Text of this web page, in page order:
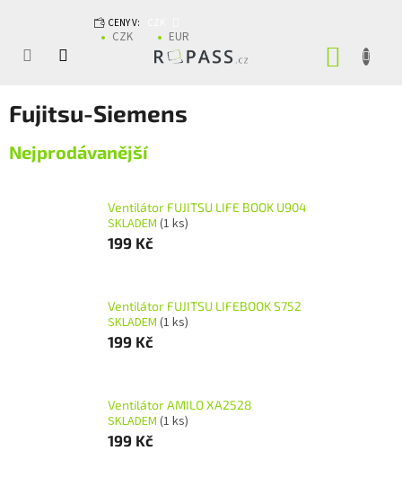
CENY V:
CZK EUR
Fujitsu-Siemens
Nejprodávanější
Ventilátor FUJITSU LIFE BOOK U904
SKLADEM (1 ks)
199 Kč
Ventilátor FUJITSU LIFEBOOK S752
SKLADEM (1 ks)
199 Kč
Ventilátor AMILO XA2528
SKLADEM (1 ks)
199 Kč